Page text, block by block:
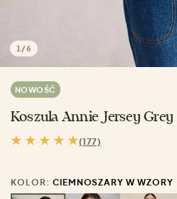
1 /6
NOWOŚĆ
Koszula Annie Jersey Grey
(177)
KOLOR: CIEMNOSZARY W WZORY